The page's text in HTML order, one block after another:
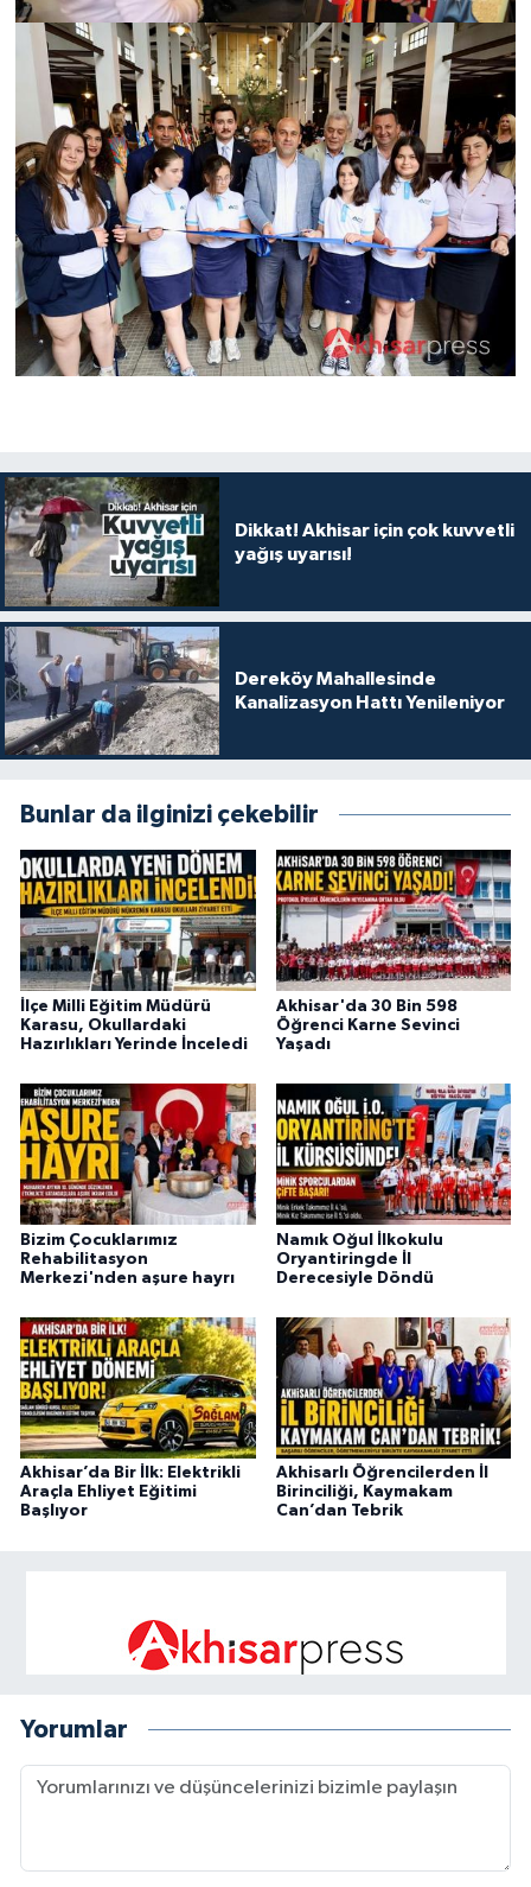
Dikkat! Akhisar için çok kuvvetli
yağış uyarısı!
Dereköy Mahallesinde
Kanalizasyon Hattı Yenileniyor
Bunlar da ilginizi çekebilir
İlçe Milli Eğitim Müdürü
Karasu, Okullardaki
Hazırlıkları Yerinde İnceledi
Akhisar'da 30 Bin 598
Öğrenci Karne Sevinci
Yaşadı
Bizim Çocuklarımız
Rehabilitasyon
Merkezi'nden aşure hayrı
Namık Oğul İlkokulu
Oryantiringde İl
Derecesiyle Döndü
Akhisar’da Bir İlk: Elektrikli
Araçla Ehliyet Eğitimi
Başlıyor
Akhisarlı Öğrencilerden İl
Birinciliği, Kaymakam
Can’dan Tebrik
Yorumlar